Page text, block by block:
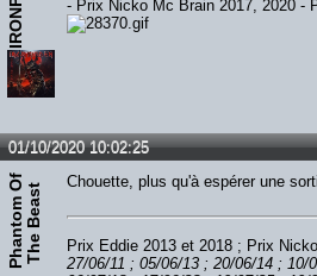
- Prix Nicko Mc Brain 2017, 2020 -
01/10/2020 10:02:25
P
h
a
n
t
o
m
O
f
T
h
e
B
e
a
st
Chouette, plus qu'à espérer une
Prix Eddie 2013 et 2018 ; Prix
27/06/11 ; 05/06/13 ; 20/06/14 ; 10/